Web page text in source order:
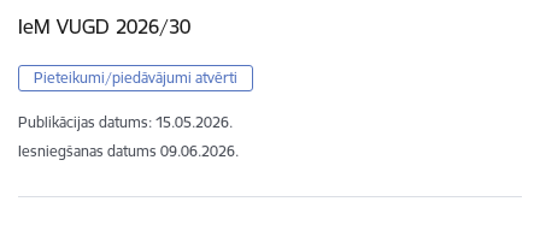
IeM VUGD 2026/30
Pieteikumi/piedāvājumi atvērti
Publikācijas datums: 15.05.2026.
Iesniegšanas datums 09.06.2026.